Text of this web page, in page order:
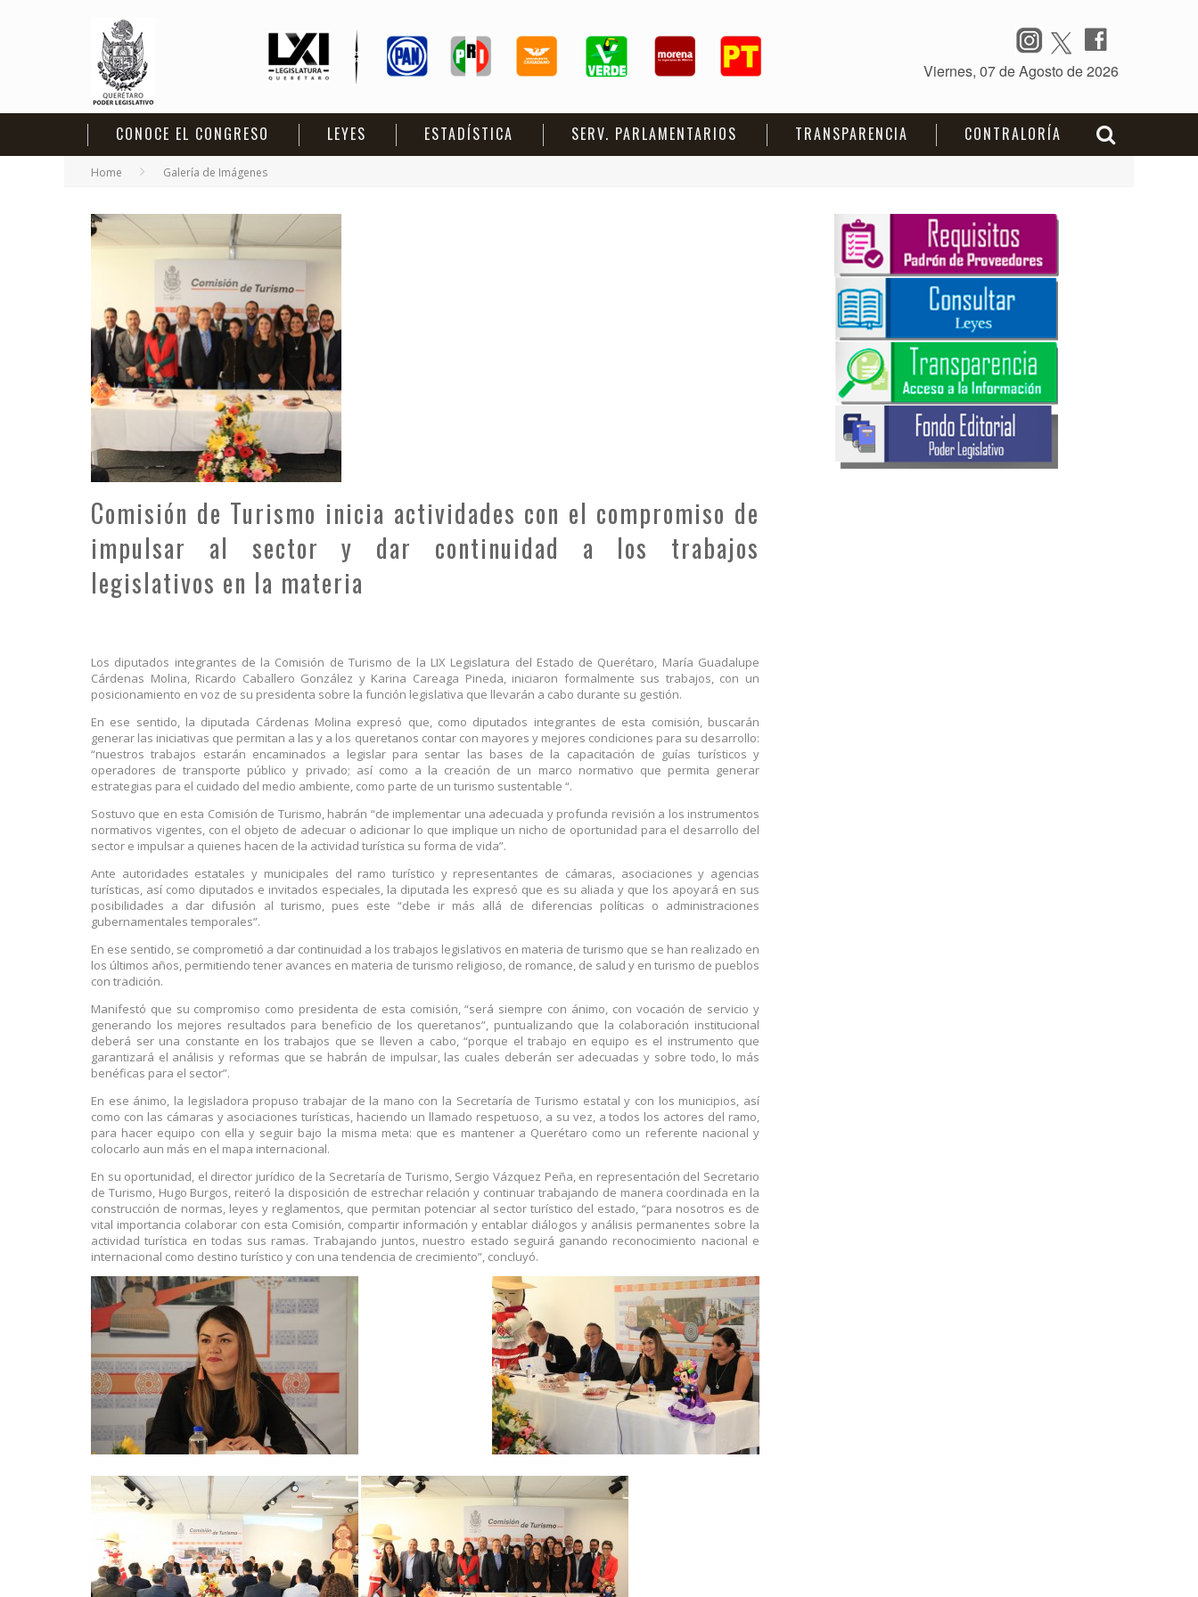
CONOCE EL CONGRESO LEYES ESTADÍSTICA SERV. PARLAMENTARIOS TRANSPARENCIA CONTRALORÍA
Home Galería de Imágenes
Comisión de Turismo inicia actividades con el compromiso de
impulsar al sector y dar continuidad a los trabajos
legislativos en la materia
Los diputados integrantes de la Comisión de Turismo de la LIX Legislatura del Estado de Querétaro, María Guadalupe
Cárdenas Molina, Ricardo Caballero González y Karina Careaga Pineda, iniciaron formalmente sus trabajos, con un
posicionamiento en voz de su presidenta sobre la función legislativa que llevarán a cabo durante su gestión.
En ese sentido, la diputada Cárdenas Molina expresó que, como diputados integrantes de esta comisión, buscarán
generar las iniciativas que permitan a las y a los queretanos contar con mayores y mejores condiciones para su desarrollo:
“nuestros trabajos estarán encaminados a legislar para sentar las bases de la capacitación de guías turísticos y
operadores de transporte público y privado; así como a la creación de un marco normativo que permita generar
estrategias para el cuidado del medio ambiente, como parte de un turismo sustentable “.
Sostuvo que en esta Comisión de Turismo, habrán “de implementar una adecuada y profunda revisión a los instrumentos
normativos vigentes, con el objeto de adecuar o adicionar lo que implique un nicho de oportunidad para el desarrollo del
sector e impulsar a quienes hacen de la actividad turística su forma de vida”.
Ante autoridades estatales y municipales del ramo turístico y representantes de cámaras, asociaciones y agencias
turísticas, así como diputados e invitados especiales, la diputada les expresó que es su aliada y que los apoyará en sus
posibilidades a dar difusión al turismo, pues este “debe ir más allá de diferencias políticas o administraciones
gubernamentales temporales”.
En ese sentido, se comprometió a dar continuidad a los trabajos legislativos en materia de turismo que se han realizado en
los últimos años, permitiendo tener avances en materia de turismo religioso, de romance, de salud y en turismo de pueblos
con tradición.
Manifestó que su compromiso como presidenta de esta comisión, “será siempre con ánimo, con vocación de servicio y
generando los mejores resultados para beneficio de los queretanos”, puntualizando que la colaboración institucional
deberá ser una constante en los trabajos que se lleven a cabo, “porque el trabajo en equipo es el instrumento que
garantizará el análisis y reformas que se habrán de impulsar, las cuales deberán ser adecuadas y sobre todo, lo más
benéficas para el sector”.
En ese ánimo, la legisladora propuso trabajar de la mano con la Secretaría de Turismo estatal y con los municipios, así
como con las cámaras y asociaciones turísticas, haciendo un llamado respetuoso, a su vez, a todos los actores del ramo,
para hacer equipo con ella y seguir bajo la misma meta: que es mantener a Querétaro como un referente nacional y
colocarlo aun más en el mapa internacional.
En su oportunidad, el director jurídico de la Secretaría de Turismo, Sergio Vázquez Peña, en representación del Secretario
de Turismo, Hugo Burgos, reiteró la disposición de estrechar relación y continuar trabajando de manera coordinada en la
construcción de normas, leyes y reglamentos, que permitan potenciar al sector turístico del estado, “para nosotros es de
vital importancia colaborar con esta Comisión, compartir información y entablar diálogos y análisis permanentes sobre la
actividad turística en todas sus ramas. Trabajando juntos, nuestro estado seguirá ganando reconocimiento nacional e
internacional como destino turístico y con una tendencia de crecimiento”, concluyó.